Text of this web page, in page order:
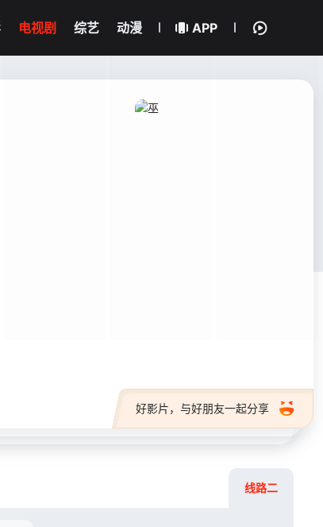
电视剧 综艺 动漫 APP
好影片，与好朋友一起分享
线路二